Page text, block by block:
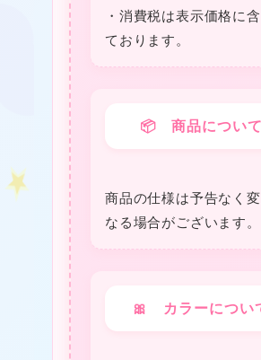
・消費税は表⽰価格に
ております。
📦 商品について
商品の仕様は予告なく
なる場合がございます。
🎀 カラーについ